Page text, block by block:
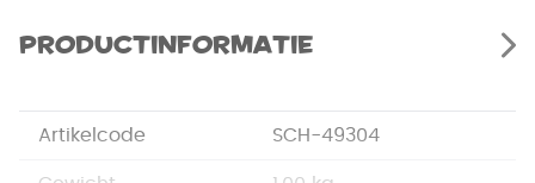
Productinformatie
Artikelcode SCH-49304